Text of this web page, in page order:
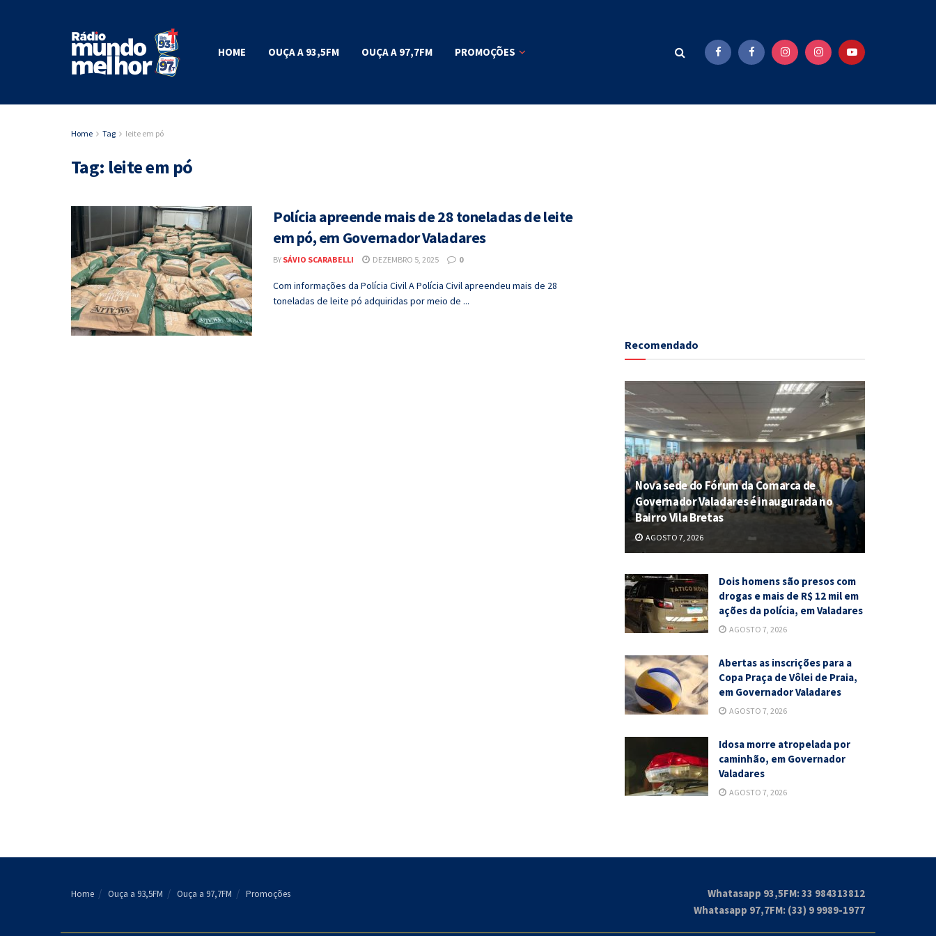
HOME OUÇA A 93,5FM OUÇA A 97,7FM PROMOÇÕES
Home Tag leite em pó
Tag: leite em pó
Polícia apreende mais de 28 toneladas de leite
em pó, em Governador Valadares
BY SÁVIO SCARABELLI DEZEMBRO 5, 2025 0
Com informações da Polícia Civil A Polícia Civil apreendeu mais de 28
toneladas de leite pó adquiridas por meio de ...
Recomendado
Nova sede do Fórum da Comarca de
Governador Valadares é inaugurada no
Bairro Vila Bretas
AGOSTO 7, 2026
Dois homens são presos com
drogas e mais de R$ 12 mil em
ações da polícia, em Valadares
AGOSTO 7, 2026
Abertas as inscrições para a
Copa Praça de Vôlei de Praia,
em Governador Valadares
AGOSTO 7, 2026
Idosa morre atropelada por
caminhão, em Governador
Valadares
AGOSTO 7, 2026
Home Ouça a 93,5FM Ouça a 97,7FM Promoções
Whatasapp 93,5FM: 33 984313812
Whatasapp 97,7FM: (33) 9 9989-1977